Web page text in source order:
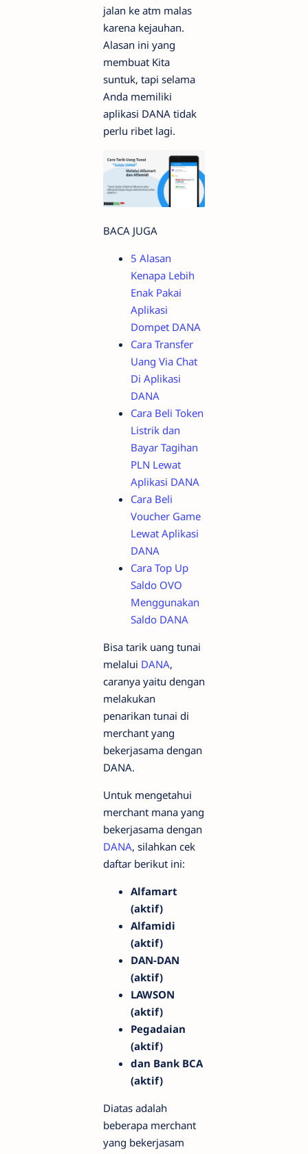
jalan ke atm malas
karena kejauhan.
Alasan ini yang
membuat Kita
suntuk, tapi selama
Anda memiliki
aplikasi DANA tidak
perlu ribet lagi.
BACA JUGA
5 Alasan
Kenapa Lebih
Enak Pakai
Aplikasi
Dompet DANA
Cara Transfer
Uang Via Chat
Di Aplikasi
DANA
Cara Beli Token
Listrik dan
Bayar Tagihan
PLN Lewat
Aplikasi DANA
Cara Beli
Voucher Game
Lewat Aplikasi
DANA
Cara Top Up
Saldo OVO
Menggunakan
Saldo DANA
Bisa tarik uang tunai
melalui DANA,
caranya yaitu dengan
melakukan
penarikan tunai di
merchant yang
bekerjasama dengan
DANA.
Untuk mengetahui
merchant mana yang
bekerjasama dengan
DANA, silahkan cek
daftar berikut ini:
Alfamart
(aktif)
Alfamidi
(aktif)
DAN-DAN
(aktif)
LAWSON
(aktif)
Pegadaian
(aktif)
dan Bank BCA
(aktif)
Diatas adalah
beberapa merchant
yang bekerjasam